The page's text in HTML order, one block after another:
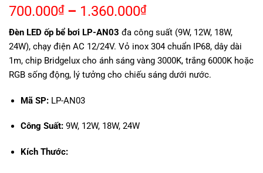
700.000₫– 1.360.000₫
Đèn LED ốp bể bơi LP-AN03 đa công suất (9W, 12W, 18W,
24W), chạy điện AC 12/24V. Vỏ inox 304 chuẩn IP68, dây dài
1m, chip Bridgelux cho ánh sáng vàng 3000K, trắng 6000K hoặc
RGB sống động, lý tưởng cho chiếu sáng dưới nước.
Mã SP:LP-AN03
Công Suất:9W, 12W, 18W, 24W
Kích Thước: